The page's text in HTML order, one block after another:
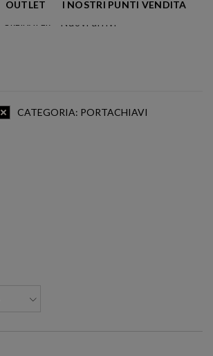
OUTLET I NOSTRI PUNTI VENDITA
ORDINA PER
Nuovi arrivi
CATEGORIA: PORTACHIAVI